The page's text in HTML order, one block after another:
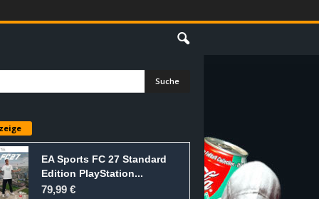
EA Sports FC 27 Standard
Edition PlayStation...
79,99 €